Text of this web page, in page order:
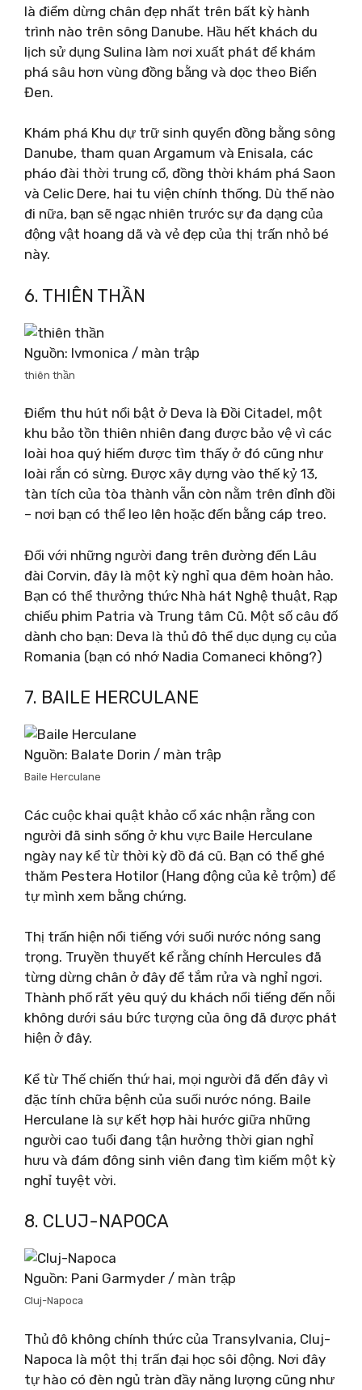
là điểm dừng chân đẹp nhất trên bất kỳ hành
trình nào trên sông Danube. Hầu hết khách du
lịch sử dụng Sulina làm nơi xuất phát để khám
phá sâu hơn vùng đồng bằng và dọc theo Biển
Đen.
Khám phá Khu dự trữ sinh quyển đồng bằng sông
Danube, tham quan Argamum và Enisala, các
pháo đài thời trung cổ, đồng thời khám phá Saon
và Celic Dere, hai tu viện chính thống. Dù thế nào
đi nữa, bạn sẽ ngạc nhiên trước sự đa dạng của
động vật hoang dã và vẻ đẹp của thị trấn nhỏ bé
này.
6. THIÊN THẦN
Nguồn: Ivmonica / màn trập
thiên thần
Điểm thu hút nổi bật ở Deva là Đồi Citadel, một
khu bảo tồn thiên nhiên đang được bảo vệ vì các
loài hoa quý hiếm được tìm thấy ở đó cũng như
loài rắn có sừng. Được xây dựng vào thế kỷ 13,
tàn tích của tòa thành vẫn còn nằm trên đỉnh đồi
– nơi bạn có thể leo lên hoặc đến bằng cáp treo.
Đối với những người đang trên đường đến Lâu
đài Corvin, đây là một kỳ nghỉ qua đêm hoàn hảo.
Bạn có thể thưởng thức Nhà hát Nghệ thuật, Rạp
chiếu phim Patria và Trung tâm Cũ. Một số câu đố
dành cho bạn: Deva là thủ đô thể dục dụng cụ của
Romania (bạn có nhớ Nadia Comaneci không?)
7. BAILE HERCULANE
Nguồn: Balate Dorin / màn trập
Baile Herculane
Các cuộc khai quật khảo cổ xác nhận rằng con
người đã sinh sống ở khu vực Baile Herculane
ngày nay kể từ thời kỳ đồ đá cũ. Bạn có thể ghé
thăm Pestera Hotilor (Hang động của kẻ trộm) để
tự mình xem bằng chứng.
Thị trấn hiện nổi tiếng với suối nước nóng sang
trọng. Truyền thuyết kể rằng chính Hercules đã
từng dừng chân ở đây để tắm rửa và nghỉ ngơi.
Thành phố rất yêu quý du khách nổi tiếng đến nỗi
không dưới sáu bức tượng của ông đã được phát
hiện ở đây.
Kể từ Thế chiến thứ hai, mọi người đã đến đây vì
đặc tính chữa bệnh của suối nước nóng. Baile
Herculane là sự kết hợp hài hước giữa những
người cao tuổi đang tận hưởng thời gian nghỉ
hưu và đám đông sinh viên đang tìm kiếm một kỳ
nghỉ tuyệt vời.
8. CLUJ-NAPOCA
Nguồn: Pani Garmyder / màn trập
Cluj-Napoca
Thủ đô không chính thức của Transylvania, Cluj-
Napoca là một thị trấn đại học sôi động. Nơi đây
tự hào có đèn ngủ tràn đầy năng lượng cũng như